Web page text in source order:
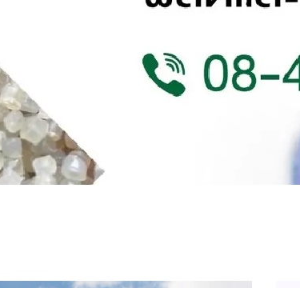
ทย จุดเปลี่ย